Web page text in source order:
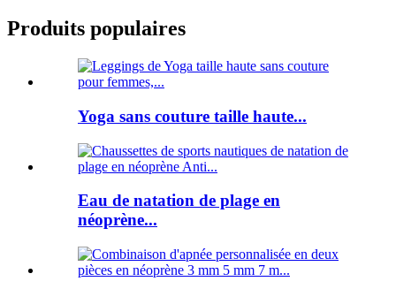
Produits populaires
Yoga sans couture taille haute...
Eau de natation de plage en
néoprène...